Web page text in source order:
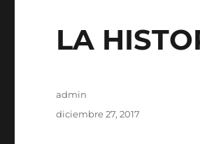
LA
Autor
admin
Publicado
diciembre 27, 2017